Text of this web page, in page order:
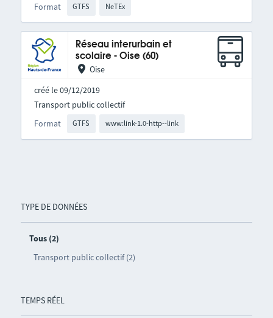
TYPE DE DONNÉES
Tous (2)
Transport public collectif (2)
TEMPS RÉEL
Format GTFS NeTEx
Réseau interurbain et
scolaire - Oise (60)
Oise
créé le 09/12/2019
Format GTFS www:link-1.0-http--link
Transport public collectif